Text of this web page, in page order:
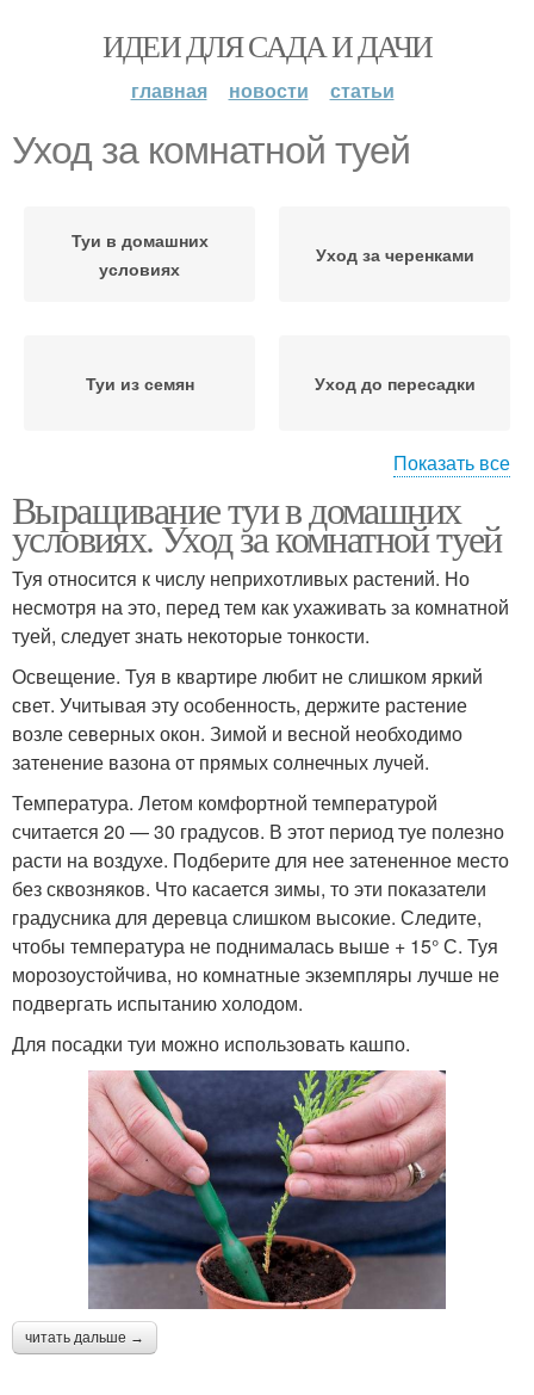
ИДЕИ ДЛЯ САДА И ДАЧИ
главная новости статьи
Уход за комнатной туей
Туи в домашних
условиях
Уход за черенками
Туи из семян Уход до пересадки
Уход за посевами Туи в открытый грунт
Уход за всходами
Показать все
Выращивание туи в домашних
условиях. Уход за комнатной туей
Туя относится к числу неприхотливых растений. Но
несмотря на это, перед тем как ухаживать за комнатной
туей, следует знать некоторые тонкости.
Освещение. Туя в квартире любит не слишком яркий
свет. Учитывая эту особенность, держите растение
возле северных окон. Зимой и весной необходимо
затенение вазона от прямых солнечных лучей.
Температура. Летом комфортной температурой
считается 20 — 30 градусов. В этот период туе полезно
расти на воздухе. Подберите для нее затененное место
без сквозняков. Что касается зимы, то эти показатели
градусника для деревца слишком высокие. Следите,
чтобы температура не поднималась выше + 15° С. Туя
морозоустойчива, но комнатные экземпляры лучше не
подвергать испытанию холодом.
Для посадки туи можно использовать кашпо.
читать дальше →